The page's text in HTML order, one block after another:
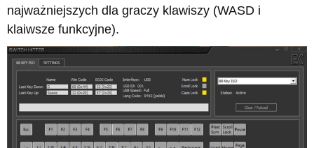
najważniejszych dla graczy klawiszy (WASD i
klaiwsze funkcyjne).